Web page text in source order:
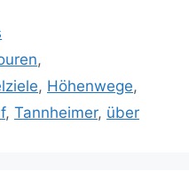
,
, Höhenwege,
, Tannheimer, über